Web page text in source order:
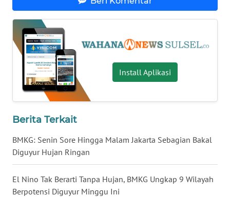
Install Aplikasi
Berita Terkait
BMKG: Senin Sore Hingga Malam Jakarta Sebagian Bakal
Diguyur Hujan Ringan
El Nino Tak Berarti Tanpa Hujan, BMKG Ungkap 9 Wilayah
Berpotensi Diguyur Minggu Ini
WN
NUSANTARA
WN
JOGJA
WN
WN
KALBAR